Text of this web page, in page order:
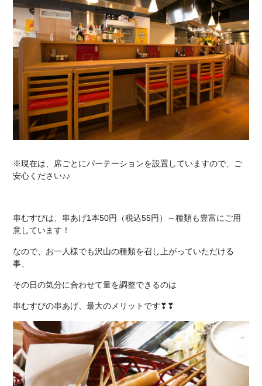
※現在は、席ごとにパーテーションを設置していますので、 ご
安心ください♪♪
串むすびは、串あげ1本50円（税込55円）～種類も豊富にご用
意しています！
なので、お一人様でも沢山の種類を召し上がっていただける
事、
その日の気分に合わせて量を調整できるのは
串むすびの串あげ、最大のメリットです❣❣